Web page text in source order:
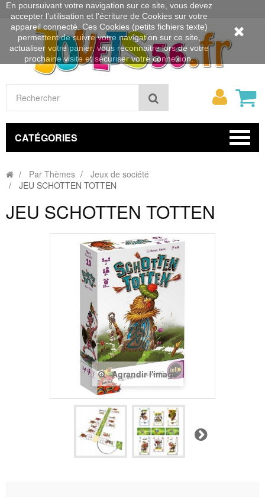
Rechercher
Mon
CATÉGORIES
Par Thèmes
Jeux de société
JEU SCHOTTEN TOTTEN
JEU SCHOTTEN TOTTEN
Agrandir l'image
Suivant
En poursuivant votre navigation sur ce site, vous devez
accepter l’utilisation et l'écriture de Cookies sur votre
appareil connecté. Ces Cookies (petits fichiers texte)
permettent de suivre votre navigation sur ce site,
actualiser votre panier, vous reconnaitre lors de votre
prochaine visite et sécuriser votre connexion.